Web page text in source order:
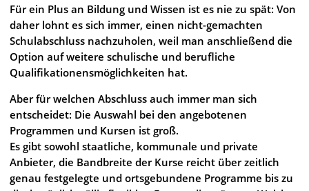
Für ein Plus an Bildung und Wissen ist es nie zu spät: Von
daher lohnt es sich immer, einen nicht-gemachten
Schulabschluss nachzuholen, weil man anschließend die
Option auf weitere schulische und berufliche
Qualifikationensmöglichkeiten hat.
Aber für welchen Abschluss auch immer man sich
entscheidet: Die Auswahl bei den angebotenen
Programmen und Kursen ist groß.
Es gibt sowohl staatliche, kommunale und private
Anbieter, die Bandbreite der Kurse reicht über zeitlich
genau festgelegte und ortsgebundene Programme bis zu